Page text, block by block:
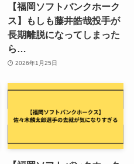
【福岡ソフトバンクホーク
ス】もしも藤井皓哉投手が
長期離脱になってしまった
ら…
2026年1月25日